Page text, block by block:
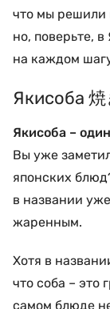
что мы решили
но, поверьте,
на каждом
Якисоба
Якисоба –
Вы уже
японских
в названии
жаренным.
Хотя в
что соба – это
самом блюде